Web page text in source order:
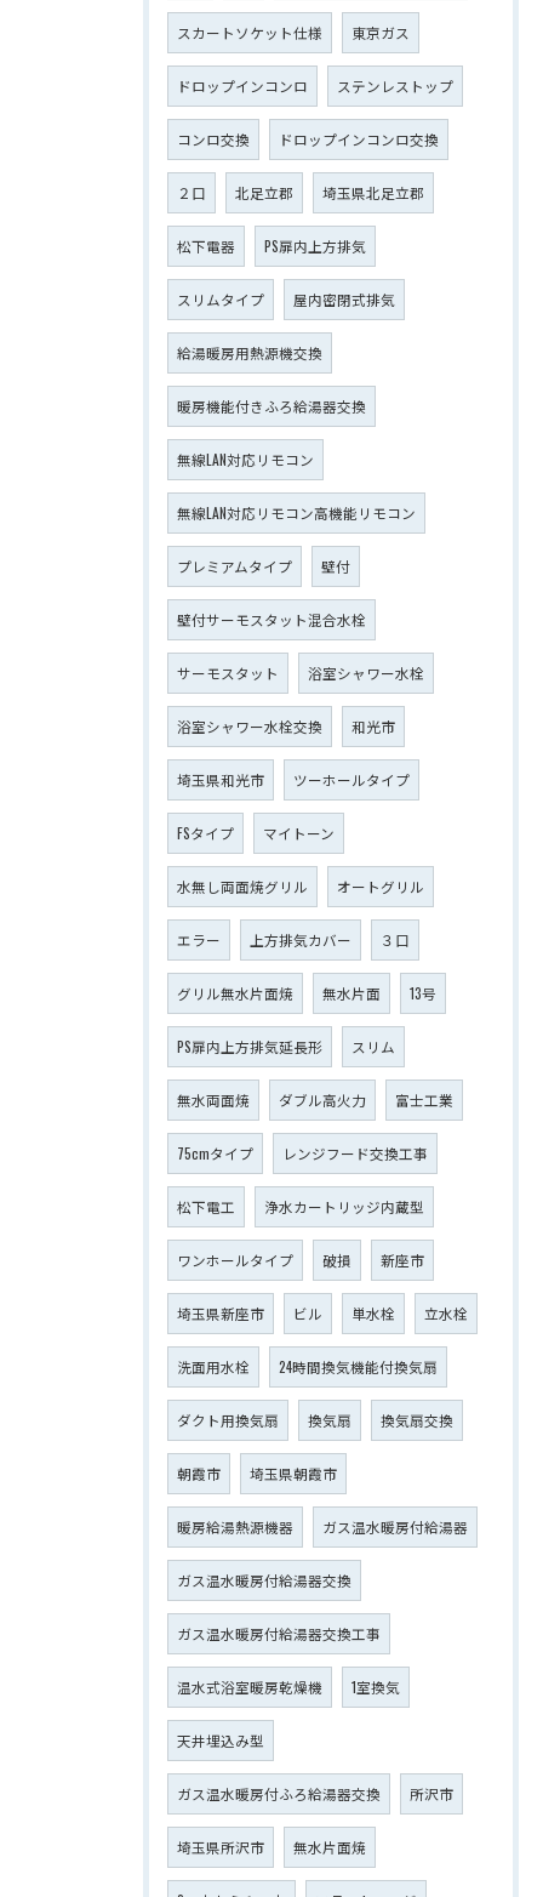
スカートソケット仕様 東京ガス
ドロップインコンロ ステンレストップ
コンロ交換 ドロップインコンロ交換
２口 北足立郡 埼玉県北足立郡
松下電器 PS扉内上方排気
スリムタイプ 屋内密閉式排気
給湯暖房用熱源機交換
暖房機能付きふろ給湯器交換
無線LAN対応リモコン
無線LAN対応リモコン高機能リモコン
プレミアムタイプ 壁付
壁付サーモスタット混合水栓
サーモスタット 浴室シャワー水栓
浴室シャワー水栓交換 和光市
埼玉県和光市 ツーホールタイプ
FSタイプ マイトーン
水無し両面焼グリル オートグリル
エラー 上方排気カバー ３口
グリル無水片面焼 無水片面 13号
PS扉内上方排気延長形 スリム
無水両面焼 ダブル高火力 富士工業
75cmタイプ レンジフード交換工事
松下電工 浄水カートリッジ内蔵型
ワンホールタイプ 破損 新座市
埼玉県新座市 ビル 単水栓 立水栓
洗面用水栓 24時間換気機能付換気扇
ダクト用換気扇 換気扇 換気扇交換
朝霞市 埼玉県朝霞市
暖房給湯熱源機器 ガス温水暖房付給湯器
ガス温水暖房付給湯器交換
ガス温水暖房付給湯器交換工事
温水式浴室暖房乾燥機 1室換気
天井埋込み型
ガス温水暖房付ふろ給湯器交換 所沢市
埼玉県所沢市 無水片面焼